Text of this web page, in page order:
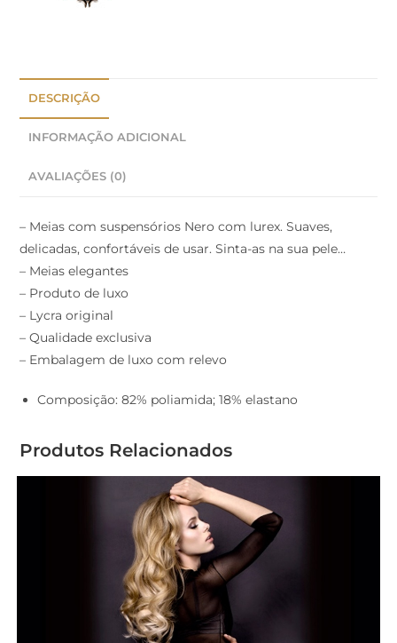
DESCRIÇÃO
INFORMAÇÃO ADICIONAL
AVALIAÇÕES (0)
– Meias com suspensórios Nero com lurex. Suaves,
delicadas, confortáveis de usar. Sinta-as na sua pele…
– Meias elegantes
– Produto de luxo
– Lycra original
– Qualidade exclusiva
– Embalagem de luxo com relevo
Composição: 82% poliamida; 18% elastano
Produtos Relacionados